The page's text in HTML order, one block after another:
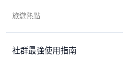
旅遊熱點
社群最強使用指南